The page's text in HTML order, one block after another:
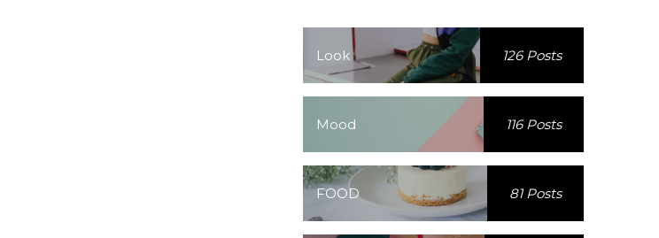
Look 126 Posts
Mood 116 Posts
FOOD 81 Posts